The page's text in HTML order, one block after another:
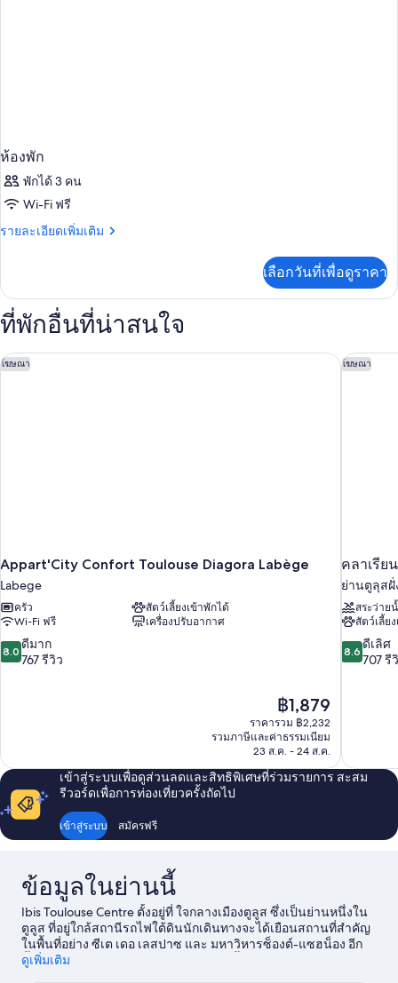
ห้องพัก
พักได้ 3 คน
Wi-Fi ฟรี
รายละเอียดเพิ่มเติม
ราย
เกี่ยว
กับ
ห้อง
เลือกวันที่เพื่อดูราคา
ที่พักอื่นที่น่าสนใจ
โฆษณา
Appart'City Confort Toulouse Diagora Labège
Labege
ครัว
สัตว์เลี้ยงเข้าพักได้
Wi-Fi ฟรี
เครื่องปรับอากาศ
8.0
จาก
8.0 ดีมาก
767 รีวิว
ราคา
ปัจจุบัน
คือ
฿1,879
฿1,879
ราคารวม ฿2,232
รวมภาษีและค่าธรรมเนียม
23 ส.ค. - 24 ส.ค.
Appart'City Confort Toulouse Diagora Labège โฆษณา
คลาเรีย
ย่านตูลุส
สระว่าย
สัตว์เลี้ย
8.6
จาก
8.6 ดีเลิศ
707 รี
คลาเรีย
เข้าสู่ระบบเพื่อดูส่วนลดและสิทธิพิเศษที่ร่วมรายการ สะสม
รีวอร์ดเพื่อการท่องเที่ยวครั้งถัดไป
เข้าสู่ระบบ สมัครฟรี
ข้อมูลในย่านนี้
Ibis Toulouse Centre ตั้งอยู่ที่ ใจกลางเมืองตูลูส ซึ่งเป็นย่านหนึ่งใน
ตูลูส ที่อยู่ใกล้สถานีรถไฟใต้ดินนักเดินทางจะได้เยือนสถานที่สำคัญ
ในพื้นที่อย่าง ซีเต เดอ เลสปาซ และ มหาวิหารซ็องต์-แซฮน็อง อีก
ทั้งเพลิดเพลินกับกิจกรรมที่ สวนริมฝั่งแม่น้ำการอนน์ และ เลเซอร์
ดูเพิ่มเติม